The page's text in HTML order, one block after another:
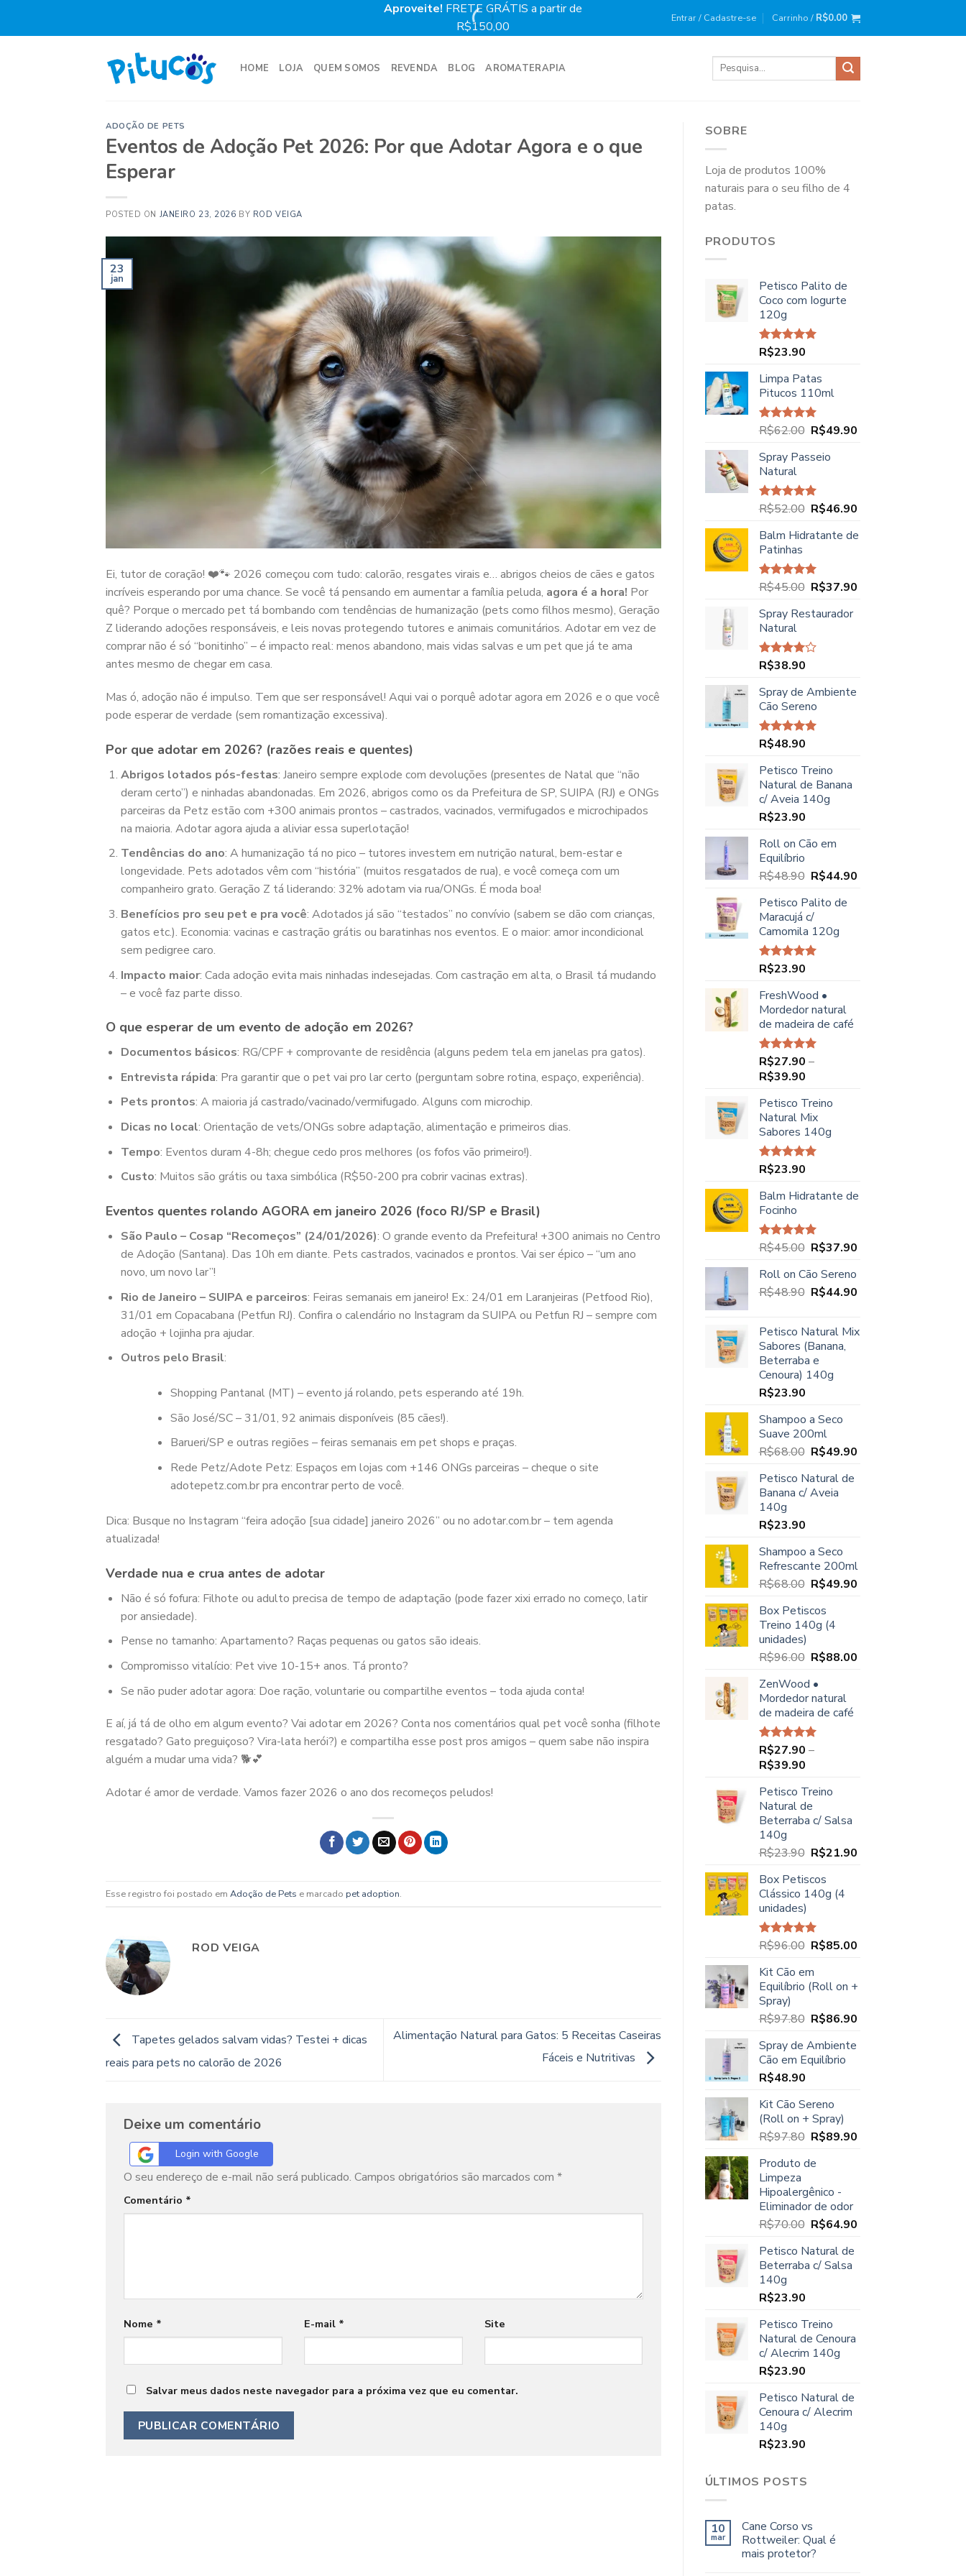
Aproveite! FRETE GRÁTIS a partir de
R$150,00
: BEMVINDO10
Entrar / Cadastre-se Carrinho / R$0.00
HOME LOJA QUEM SOMOS REVENDA BLOG AROMATERAPIA
Pesquisar
ADOÇÃO DE PETS
Eventos de Adoção Pet 2026: Por que Adotar Agora e o que
Esperar
POSTED ON JANEIRO 23, 2026 BY ROD VEIGA
23
jan
Ei, tutor de coração! ❤️🐾 2026 começou com tudo: calorão, resgates virais e… abrigos cheios de cães e gatos
incríveis esperando por uma chance. Se você tá pensando em aumentar a família peluda, agora é a hora! Por
quê? Porque o mercado pet tá bombando com tendências de humanização (pets como filhos mesmo), Geração
Z liderando adoções responsáveis, e leis novas protegendo tutores e animais comunitários. Adotar em vez de
comprar não é só “bonitinho” – é impacto real: menos abandono, mais vidas salvas e um pet que já te ama
antes mesmo de chegar em casa.
Mas ó, adoção não é impulso. Tem que ser responsável! Aqui vai o porquê adotar agora em 2026 e o que você
pode esperar de verdade (sem romantização excessiva).
Por que adotar em 2026? (razões reais e quentes)
Abrigos lotados pós-festas: Janeiro sempre explode com devoluções (presentes de Natal que “não
deram certo”) e ninhadas abandonadas. Em 2026, abrigos como os da Prefeitura de SP, SUIPA (RJ) e ONGs
parceiras da Petz estão com +300 animais prontos – castrados, vacinados, vermifugados e microchipados
na maioria. Adotar agora ajuda a aliviar essa superlotação!
Tendências do ano: A humanização tá no pico – tutores investem em nutrição natural, bem-estar e
longevidade. Pets adotados vêm com “história” (muitos resgatados de rua), e você começa com um
companheiro grato. Geração Z tá liderando: 32% adotam via rua/ONGs. É moda boa!
Benefícios pro seu pet e pra você: Adotados já são “testados” no convívio (sabem se dão com crianças,
gatos etc.). Economia: vacinas e castração grátis ou baratinhas nos eventos. E o maior: amor incondicional
sem pedigree caro.
Impacto maior: Cada adoção evita mais ninhadas indesejadas. Com castração em alta, o Brasil tá mudando
– e você faz parte disso.
O que esperar de um evento de adoção em 2026?
Documentos básicos: RG/CPF + comprovante de residência (alguns pedem tela em janelas pra gatos).
Entrevista rápida: Pra garantir que o pet vai pro lar certo (perguntam sobre rotina, espaço, experiência).
Pets prontos: A maioria já castrado/vacinado/vermifugado. Alguns com microchip.
Dicas no local: Orientação de vets/ONGs sobre adaptação, alimentação e primeiros dias.
Tempo: Eventos duram 4-8h; chegue cedo pros melhores (os fofos vão primeiro!).
Custo: Muitos são grátis ou taxa simbólica (R$50-200 pra cobrir vacinas extras).
Eventos quentes rolando AGORA em janeiro 2026 (foco RJ/SP e Brasil)
São Paulo – Cosap “Recomeços” (24/01/2026): O grande evento da Prefeitura! +300 animais no Centro
de Adoção (Santana). Das 10h em diante. Pets castrados, vacinados e prontos. Vai ser épico – “um ano
novo, um novo lar”!
Rio de Janeiro – SUIPA e parceiros: Feiras semanais em janeiro! Ex.: 24/01 em Laranjeiras (Petfood Rio),
31/01 em Copacabana (Petfun RJ). Confira o calendário no Instagram da SUIPA ou Petfun RJ – sempre com
adoção + lojinha pra ajudar.
Outros pelo Brasil:
Shopping Pantanal (MT) – evento já rolando, pets esperando até 19h.
São José/SC – 31/01, 92 animais disponíveis (85 cães!).
Barueri/SP e outras regiões – feiras semanais em pet shops e praças.
Rede Petz/Adote Petz: Espaços em lojas com +146 ONGs parceiras – cheque o site
adotepetz.com.br pra encontrar perto de você.
Dica: Busque no Instagram “feira adoção [sua cidade] janeiro 2026” ou no adotar.com.br – tem agenda
atualizada!
Verdade nua e crua antes de adotar
Não é só fofura: Filhote ou adulto precisa de tempo de adaptação (pode fazer xixi errado no começo, latir
por ansiedade).
Pense no tamanho: Apartamento? Raças pequenas ou gatos são ideais.
Compromisso vitalício: Pet vive 10-15+ anos. Tá pronto?
Se não puder adotar agora: Doe ração, voluntarie ou compartilhe eventos – toda ajuda conta!
E aí, já tá de olho em algum evento? Vai adotar em 2026? Conta nos comentários qual pet você sonha (filhote
resgatado? Gato preguiçoso? Vira-lata herói?) e compartilha esse post pros amigos – quem sabe não inspira
alguém a mudar uma vida? 🐕💕
Adotar é amor de verdade. Vamos fazer 2026 o ano dos recomeços peludos!
Esse registro foi postado em Adoção de Pets e marcado pet adoption.
ROD VEIGA
Tapetes gelados salvam vidas? Testei + dicas
reais para pets no calorão de 2026
Alimentação Natural para Gatos: 5 Receitas Caseiras
Fáceis e Nutritivas
Deixe um comentário
Login with Google
O seu endereço de e-mail não será publicado. Campos obrigatórios são marcados com *
Comentário *
Nome * E-mail * Site
Salvar meus dados neste navegador para a próxima vez que eu comentar.
SOBRE
Loja de produtos 100%
naturais para o seu filho de 4
patas.
PRODUTOS
Petisco Palito de
Coco com Iogurte
120g
Avaliação
R$23.90
Limpa Patas
Pitucos 110ml
Avaliação
R$62.00 O
original
R$62.00.
R$49.90
Spray Passeio
Natural
Avaliação
R$52.00 O
original
R$52.00.
R$46.90
atual
Balm Hidratante de
Patinhas
Avaliação
R$45.00 O
original
R$45.00.
R$37.90
Spray Restaurador
Natural
Avaliação
5
R$38.90
Spray de Ambiente
Cão Sereno
Avaliação
R$48.90
Petisco Treino
Natural de Banana
c/ Aveia 140g
R$23.90
Roll on Cão em
Equilíbrio
R$48.90 O
original
era:
R$48.90.
R$44.90
Petisco Palito de
Maracujá c/
Camomila 120g
Avaliação
R$23.90
FreshWood •
Mordedor natural
de madeira de café
Avaliação
5.00de 5
R$27.90 –
R$39.90Faixa
preço:
R$27.90
através
R$39.90
Petisco Treino
Natural Mix
Sabores 140g
Avaliação
R$23.90
Balm Hidratante de
Focinho
Avaliação
R$45.00 O
original
era:
R$37.90
Roll on Cão Sereno
R$48.90 O
era:
R$48.90.
R$44.90
é:
Petisco Natural Mix
Sabores (Banana,
Beterraba e
Cenoura) 140g
R$23.90
Shampoo a Seco
Suave 200ml
R$68.00 O
original
era:
R$49.90
Petisco Natural de
Banana c/ Aveia
140g
R$23.90
Shampoo a Seco
Refrescante 200ml
R$68.00 O
original
era:
R$49.90
Box Petiscos
Treino 140g (4
unidades)
R$96.00 O
original
era:
R$96.00.
R$88.00
ZenWood •
Mordedor natural
de madeira de café
Avaliação
5.00de 5
R$27.90 –
R$39.90Faixa
preço:
R$27.90
através
Petisco Treino
Natural de
Beterraba c/ Salsa
140g
R$23.90 O
original
era:
R$21.90
Box Petiscos
Clássico 140g (4
unidades)
Avaliação
R$96.00 O
original
era:
R$85.00
é:
Kit Cão em
Equilíbrio (Roll on +
Spray)
R$97.80 O
original
era:
R$86.90
Spray de Ambiente
Cão em Equilíbrio
R$48.90
Kit Cão Sereno
(Roll on + Spray)
R$97.80 O
original
R$97.80.
R$89.90
Produto de
Limpeza
Hipoalergênico -
Eliminador de odor
R$70.00 O
original
era:
R$64.90
Petisco Natural de
Beterraba c/ Salsa
140g
R$23.90
Petisco Treino
Natural de Cenoura
c/ Alecrim 140g
R$23.90
Petisco Natural de
Cenoura c/ Alecrim
140g
R$23.90
ÚLTIMOS POSTS
10
mar
Cane Corso vs
Rottweiler: Qual é
mais protetor?